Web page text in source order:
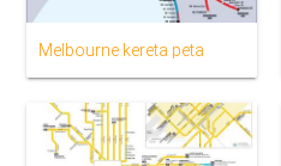
Melbourne kereta peta